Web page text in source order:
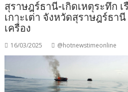
สุราษฎร์ธานี-เกิดเหตุระทึก
เกาะเต่า จังหวัดสุราษฎร์ธา
เครื่อง
16/03/2025 @hotnewstimeonline